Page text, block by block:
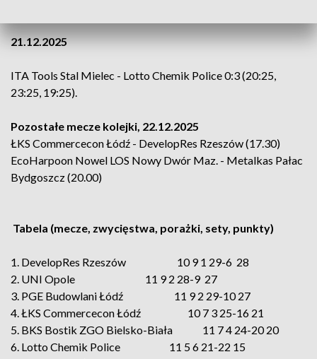
21.12.2025
ITA Tools Stal Mielec - Lotto Chemik Police 0:3 (20:25,
23:25, 19:25).
Pozostałe mecze kolejki, 22.12.2025
ŁKS Commercecon Łódź - DevelopRes Rzeszów (17.30)
EcoHarpoon Nowel LOS Nowy Dwór Maz. - Metalkas Pałac
Bydgoszcz (20.00)
Tabela (mecze, zwycięstwa, porażki, sety, punkty)
1. DevelopRes Rzeszów 10 9 1 29-6 28
2. UNI Opole 11 9 2 28-9 27
3. PGE Budowlani Łódź 11 9 2 29-10 27
4. ŁKS Commercecon Łódź 10 7 3 25-16 21
5. BKS Bostik ZGO Bielsko-Biała 11 7 4 24-20 20
6. Lotto Chemik Police 11 5 6 21-22 15